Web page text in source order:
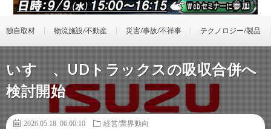
独自取材 物流施設/不動産 災害/事故/不祥事 テクノロジー/製品
いすゞ、UDトラックスの吸収合併へ
検討開始
2026.05.18 06:00:10
経営/業界動向